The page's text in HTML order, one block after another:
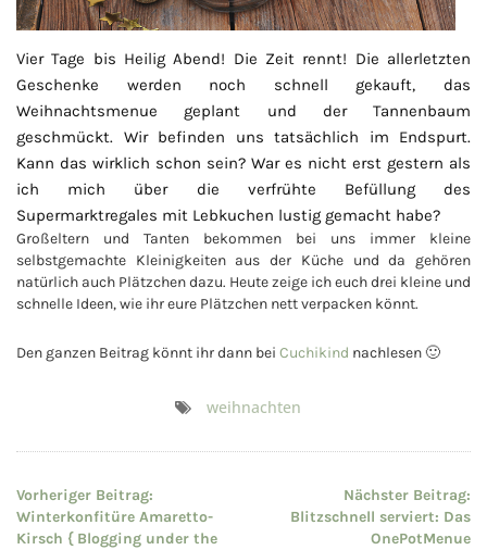
Vier Tage bis Heilig Abend! Die Zeit rennt! Die allerletzten
Geschenke werden noch schnell gekauft, das
Weihnachtsmenue geplant und der Tannenbaum
geschmückt. Wir befinden uns tatsächlich im Endspurt.
Kann das wirklich schon sein? War es nicht erst gestern als
ich mich über die verfrühte Befüllung des
Supermarktregales mit Lebkuchen lustig gemacht habe?
Großeltern und Tanten bekommen bei uns immer kleine
selbstgemachte Kleinigkeiten aus der Küche und da gehören
natürlich auch Plätzchen dazu. Heute zeige ich euch drei kleine und
schnelle Ideen, wie ihr eure Plätzchen nett verpacken könnt.
Den ganzen Beitrag könnt ihr dann bei Cuchikind nachlesen 🙂
weihnachten
Beitragsnavigation
Vorheriger Beitrag:
Winterkonfitüre Amaretto-
Kirsch { Blogging under the
Nächster Beitrag:
Blitzschnell serviert: Das
OnePotMenue